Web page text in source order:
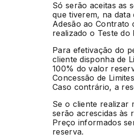
Só serão aceitas as
que tiverem, na data
Adesão ao Contrato
realizado o Teste
Para efetivação do
cliente disponha de
100% do valor
Concessão de
Caso contrário, a
Se o cliente realizar
serão acrescidas às
Preço informados
reserva.